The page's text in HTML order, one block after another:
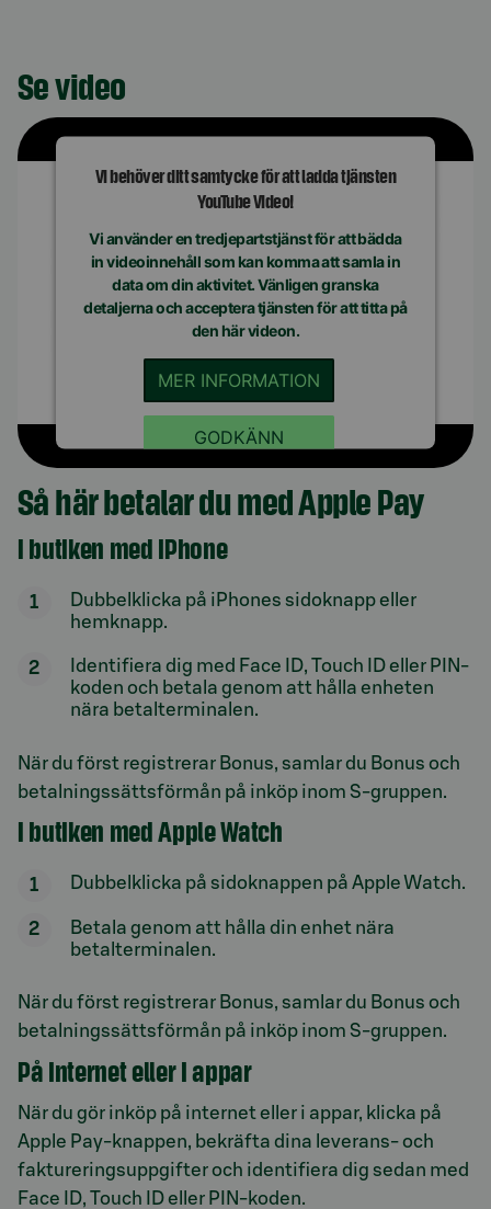
Se video
Vi behöver ditt samtycke för att ladda tjänsten
YouTube Video!
Vi använder en tredjepartstjänst för att bädda
in videoinnehåll som kan komma att samla in
data om din aktivitet. Vänligen granska
detaljerna och acceptera tjänsten för att titta på
den här videon.
MER INFORMATION
GODKÄNN
Så här betalar du med Apple Pay
I butiken med iPhone
Dubbelklicka på iPhones sidoknapp eller
hemknapp.
Identifiera dig med Face ID, Touch ID eller PIN-
koden och betala genom att hålla enheten
nära betalterminalen.
När du först registrerar Bonus, samlar du Bonus och
betalningssättsförmån på inköp inom S-gruppen.
I butiken med Apple Watch
Dubbelklicka på sidoknappen på Apple Watch.
Betala genom att hålla din enhet nära
betalterminalen.
När du först registrerar Bonus, samlar du Bonus och
betalningssättsförmån på inköp inom S-gruppen.
På internet eller i appar
När du gör inköp på internet eller i appar, klicka på
Apple Pay‑knappen, bekräfta dina leverans‑ och
faktureringsuppgifter och identifiera dig sedan med
Face ID, Touch ID eller PIN-koden.